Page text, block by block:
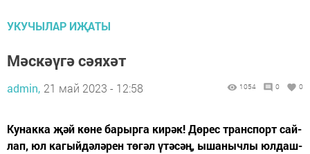
УКУЧЫЛАР ИҖАТЫ
Мәскәүгә сәяхәт
admin, 21 май 2023 - 12:58 1054 0 0
Ку­нак­ка җәй кө­не ба­рыр­га ки­рәк! Дө­рес транс­порт сай­
лап, юл ка­гый­дә­лә­рен тө­гәл үтә­сәң, ыша­ныч­лы юл­даш­